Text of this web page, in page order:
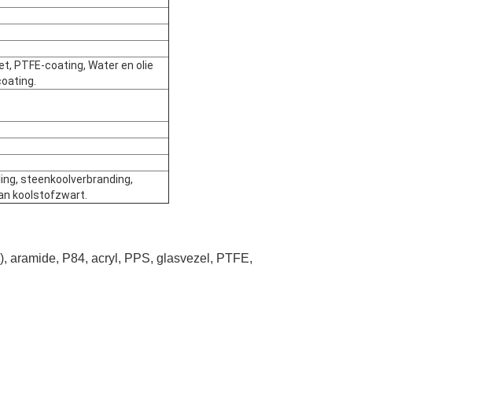
PTFE-coating, Water en olie
steenkoolverbranding,
koolstofzwart.
aramide, P84, acryl, PPS, glasvezel, PTFE,